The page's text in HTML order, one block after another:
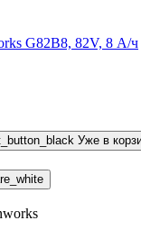
G82B8, 82V, 8 А/ч
Уже в